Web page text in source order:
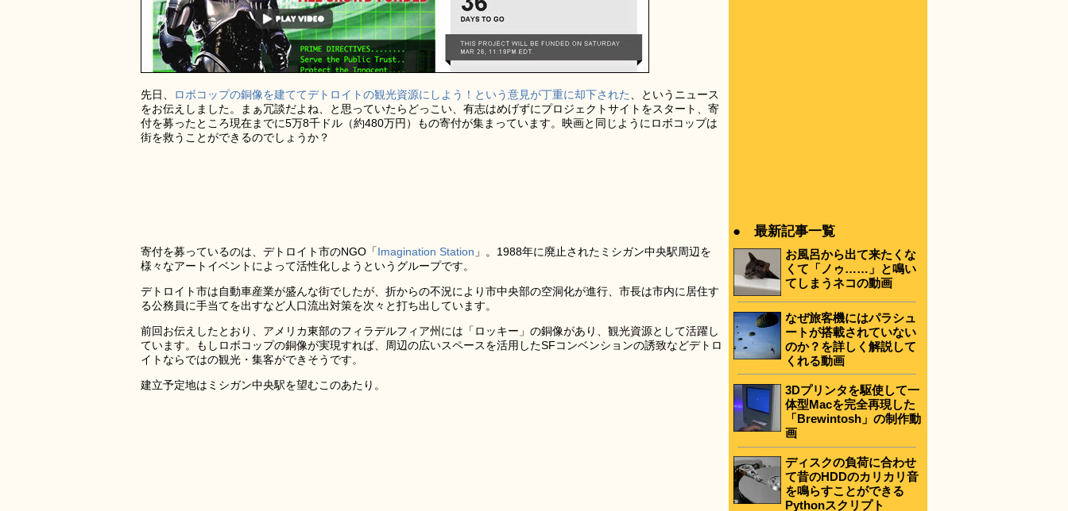
先日、 ロボコップの銅像を建ててデトロイトの観光資源にしよう！という意見が丁重に却下された
、というニュース
をお伝えしました。まぁ冗談だよね、と思っていたらどっこい、有志はめげずにプロジェクトサイトをスタート、寄
付を募ったところ現在までに5万8千ドル（約480万円）もの寄付が集まっています。映画と同じようにロボコップは
街を救うことができるのでしょうか？
寄付を募っているのは、デトロイト市のNGO「Imagination Station 」。1988年に廃止されたミシガン中央駅周辺を
様々なアートイベントによって活性化しようというグループです。
デトロイト市は自動車産業が盛んな街でしたが、折からの不況により市中央部の空洞化が進行、市長は市内に居住す
る公務員に手当てを出すなど人口流出対策を次々と打ち出しています。
前回お伝えしたとおり、アメリカ東部のフィラデルフィア州には「ロッキー」の銅像があり、観光資源として活躍し
ています。もしロボコップの銅像が実現すれば、周辺の広いスペースを活用したSFコンベンションの誘致などデトロ
イトならではの観光・集客ができそうです。
建立予定地はミシガン中央駅を望むこのあたり。
● 最新記事一覧
お風呂から出て来たくな
くて「ノゥ……」と鳴い
てしまうネコの動画
なぜ旅客機にはパラシュ
ートが搭載されていない
のか？を詳しく解説して
くれる動画
3Dプリンタを駆使して一
体型Macを完全再現した
「Brewintosh」の制作動
画
ディスクの負荷に合わせ
て昔のHDDのカリカリ音
を鳴らすことができる
Pythonスクリプト